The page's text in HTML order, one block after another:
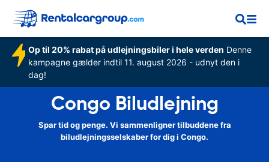
Op til 20% rabat på udlejningsbiler i hele verden Denne
kampagne gælder indtil 11. august 2026 - udnyt den i
dag!
Congo Biludlejning
Spar tid og penge. Vi sammenligner tilbuddene fra
biludlejningsselskaber for dig i Congo.